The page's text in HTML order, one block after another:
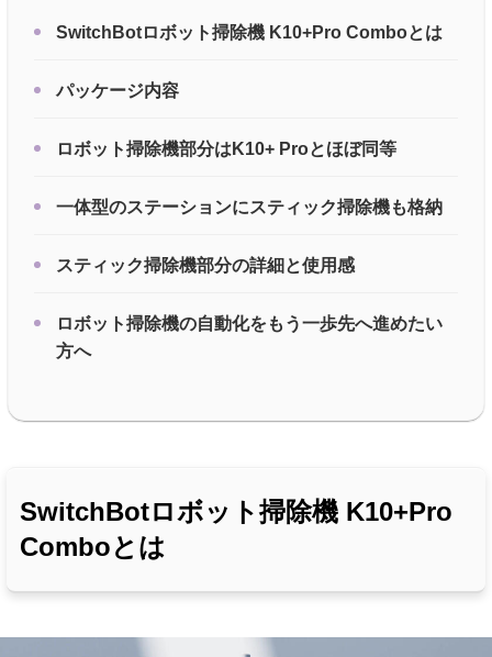
SwitchBotロボット掃除機 K10+Pro Comboとは
パッケージ内容
ロボット掃除機部分はK10+ Proとほぼ同等
一体型のステーションにスティック掃除機も格納
スティック掃除機部分の詳細と使用感
ロボット掃除機の自動化をもう一歩先へ進めたい
方へ
SwitchBotロボット掃除機 K10+Pro
Comboとは